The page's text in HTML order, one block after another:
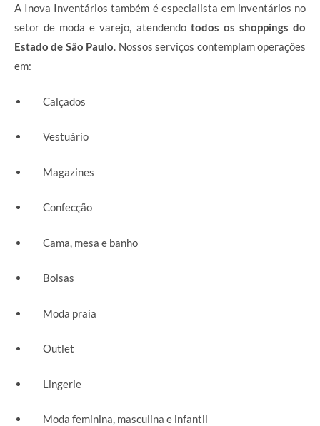
A Inova Inventários também é especialista em inventários no
setor de moda e varejo, atendendo todos os shoppings do
Estado de São Paulo. Nossos serviços contemplam operações
em:
Calçados
Vestuário
Magazines
Confecção
Cama, mesa e banho
Bolsas
Moda praia
Outlet
Lingerie
Moda feminina, masculina e infantil